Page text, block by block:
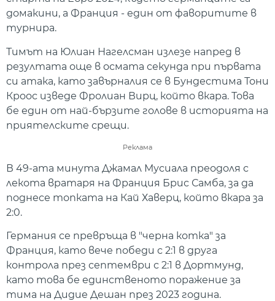
домакини, а Франция - един от фаворитите в
турнира.
Тимът на Юлиан Нагелсман излезе напред в
резултата още в осмата секунда при първата
си атака, като завърналия се в Бундестима Тони
Кроос изведе Фролиан Вирц, който вкара. Това
бе един от най-бързите голове в историята на
приятелските срещи.
Реклама
В 49-ата минута Джамал Мусиала преодоля с
лекота вратаря на Франция Брис Самба, за да
поднесе топката на Кай Хаверц, който вкара за
2:0.
Германия се превръща в "черна котка" за
Франция, като вече победи с 2:1 в друга
контрола през септември с 2:1 в Дортмунд,
като това бе единственото поражение за
тима на Дидие Дешан през 2023 година.